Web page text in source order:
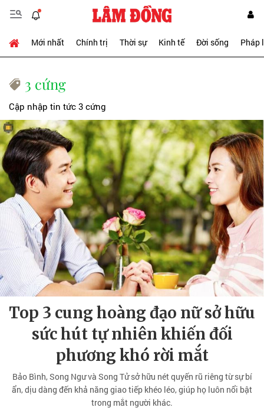
Mới nhất Chính trị Thời sự Kinh tế Đời sống Pháp
3 cứng
Cập nhập tin tức 3 cứng
Top 3 cung hoàng đạo nữ sở hữu
sức hút tự nhiên khiến đối
phương khó rời mắt
Bảo Bình, Song Ngư và Song Tử sở hữu nét quyến rũ riêng từ sự bí
ẩn, dịu dàng đến khả năng giao tiếp khéo léo, giúp họ luôn nổi bật
trong mắt người khác.